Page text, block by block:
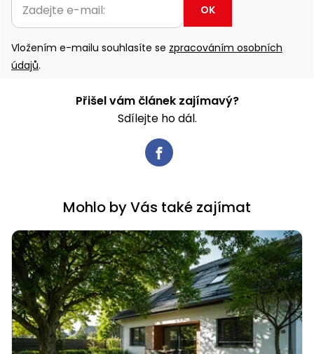
OK
Vložením e-mailu souhlasíte se zpracováním osobních
údajů.
Přišel vám článek zajímavý?
Sdílejte ho dál.
Mohlo by Vás také zajímat